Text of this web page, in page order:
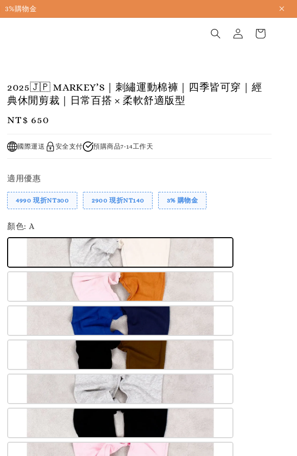
2025🇯🇵 MARKEY’S｜刺繡運動棉褲｜四季皆可穿｜經
典休閒剪裁｜日常百搭 × 柔軟舒適版型
Regular
NT$ 650
國際運送 安全支付 預購商品7-14工作天
適用優惠
4990 現折NT300 2900 現折NT140 3% 購物金
顏色: A